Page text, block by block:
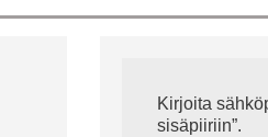
Kirjoita
sisäpiiriin”.